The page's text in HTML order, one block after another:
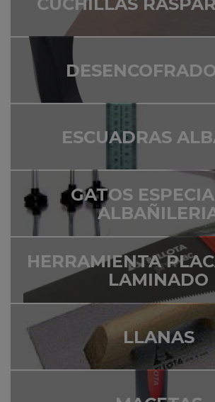
ESCUADRAS
GATOS
HERRAMIENTA
LAMINADO
LLANAS